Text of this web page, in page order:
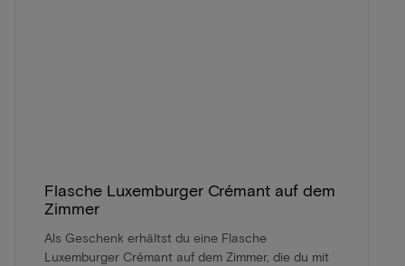
Flasche Luxemburger Crémant auf dem
Zimmer
Als Geschenk erhältst du eine Flasche
Luxemburger Crémant auf dem Zimmer, die du mit